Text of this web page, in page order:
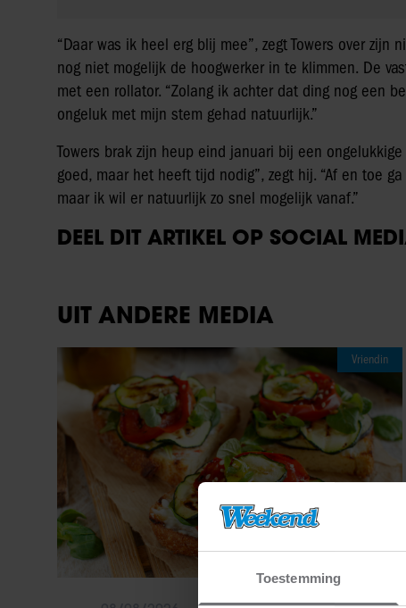
Toestemming
“Daar was ik heel erg blij mee”, zegt Towers over zijn
nog niet mogelijk de hoogwerker in te klimmen. De
met een rollator. “Zolang ik achter dat ding nog een
ongeluk met mijn stem gehad natuurlijk.”
Towers brak zijn heup eind januari bij een
goed, maar het heeft tijd nodig”, zegt hij. “Af en toe
maar ik wil er natuurlijk zo snel mogelijk vanaf.”
DEEL DIT ARTIKEL OP SOCIAL
UIT ANDERE MEDIA
Vriendin